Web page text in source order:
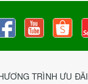
TRÌNH ƯU ĐÃI